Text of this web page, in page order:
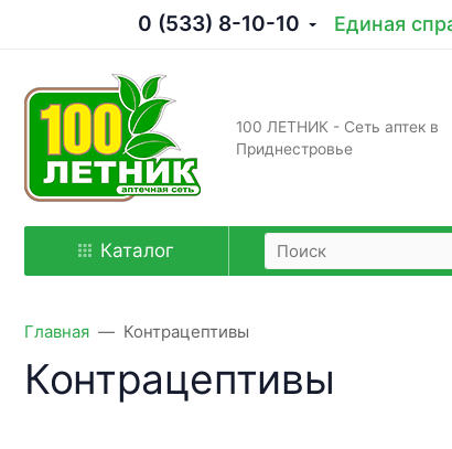
0 (533) 8-10-10 Единая
100 ЛЕТНИК - Сеть аптек в
Приднестровье
Каталог
Главная Контрацептивы
Контрацептивы